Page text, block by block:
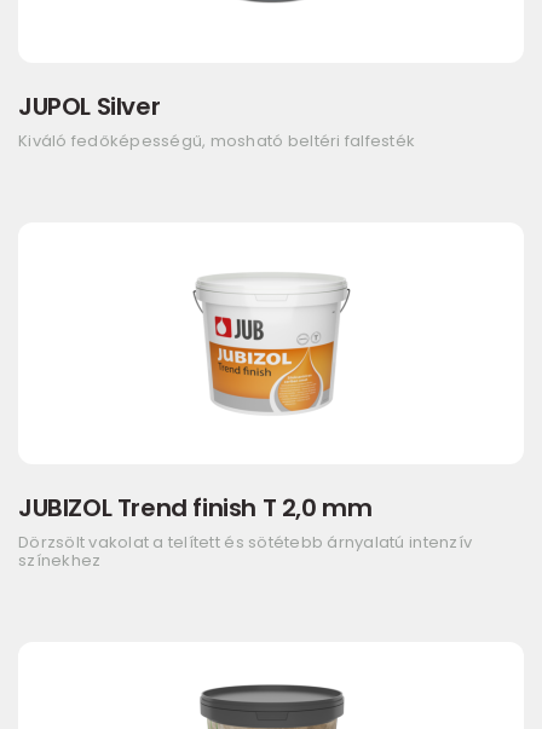
JUPOL Silver
Kiváló fedőképességű, mosható beltéri falfesték
JUBIZOL Trend finish T 2,0 mm
Dörzsölt vakolat a telített és sötétebb árnyalatú intenzív
színekhez